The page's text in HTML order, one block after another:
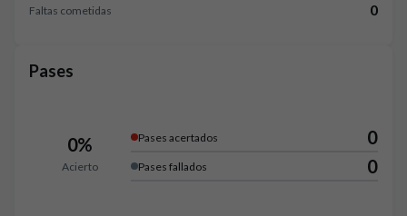
Faltas cometidas 0
Pases
0%
Acierto
Pases acertados 0
Pases fallados 0